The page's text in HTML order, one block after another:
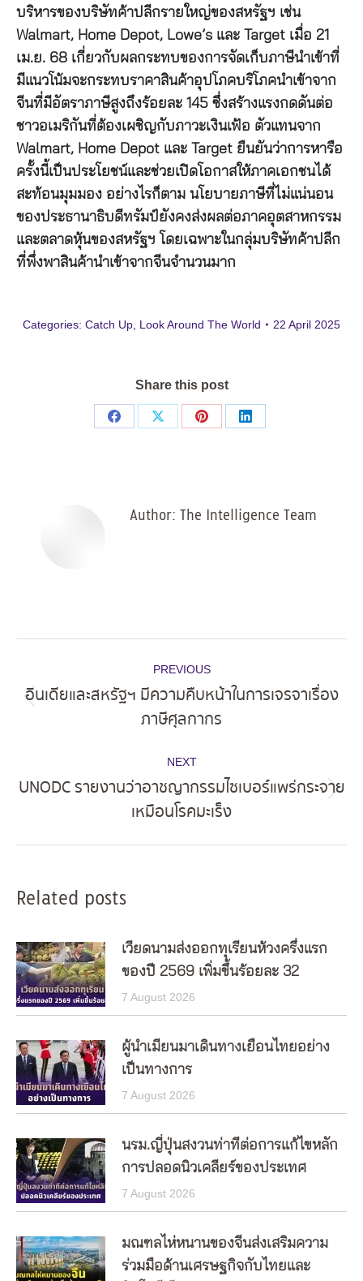
บริหารของบริษัทค้าปลีกรายใหญ่ของสหรัฐฯ เช่น
Walmart, Home Depot, Lowe’s และ Target เมื่อ 21
เม.ย. 68 เกี่ยวกับผลกระทบของการจัดเก็บภาษีนำเข้าที่
มีแนวโน้มจะกระทบราคาสินค้าอุปโภคบริโภคนำเข้าจาก
จีนที่มีอัตราภาษีสูงถึงร้อยละ 145 ซึ่งสร้างแรงกดดันต่อ
ชาวอเมริกันที่ต้องเผชิญกับภาวะเงินเฟ้อ ตัวแทนจาก
Walmart, Home Depot และ Target ยืนยันว่าการหารือ
ครั้งนี้เป็นประโยชน์และช่วยเปิดโอกาสให้ภาคเอกชนได้
สะท้อนมุมมอง อย่างไรก็ตาม นโยบายภาษีที่ไม่แน่นอน
ของประธานาธิบดีทรัมป์ยังคงส่งผลต่อภาคอุตสาหกรรม
และตลาดหุ้นของสหรัฐฯ โดยเฉพาะในกลุ่มบริษัทค้าปลีก
ที่พึ่งพาสินค้านำเข้าจากจีนจำนวนมาก
Categories: Catch Up, Look Around The World 22 April 2025
Share this post
Share
Share
Share
Share
Author: The Intelligence Team
navigation
PREVIOUS
post:
อินเดียและสหรัฐฯ มีความคืบหน้าในการเจรจาเรื่อง
ภาษีศุลกากร
NEXT
Next
post:
UNODC รายงานว่าอาชญากรรมไซเบอร์แพร่กระจาย
เหมือนโรคมะเร็ง
Related posts
เวียดนามส่งออกทุเรียนห้วงครึ่งแรก
ของปี 2569 เพิ่มขึ้นร้อยละ 32
7 August 2026
ผู้นำเมียนมาเดินทางเยือนไทยอย่าง
เป็นทางการ
7 August 2026
นรม.ญี่ปุ่นสงวนท่าทีต่อการแก้ไขหลัก
การปลอดนิวเคลียร์ของประเทศ
7 August 2026
มณฑลไห่หนานของจีนส่งเสริมความ
ร่วมมือด้านเศรษฐกิจกับไทยและ